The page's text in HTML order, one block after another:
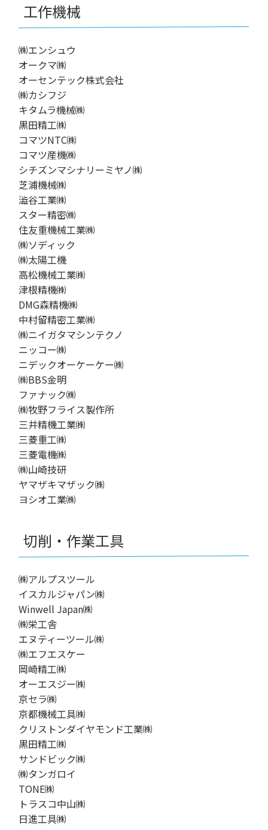
工作機械
㈱エンシュウ
オークマ㈱
オーセンテック株式会社
㈱カシフジ
キタムラ機械㈱
黒田精工㈱
コマツNTC㈱
コマツ産機㈱
シチズンマシナリーミヤノ㈱
芝浦機械㈱
澁谷工業㈱
スター精密㈱
住友重機械工業㈱
㈱ソディック
㈱太陽工機
高松機械工業㈱
津根精機㈱
DMG森精機㈱
中村留精密工業㈱
㈱ニイガタマシンテクノ
ニッコー㈱
ニデックオーケーケー㈱
㈱BBS金明
ファナック㈱
㈱牧野フライス製作所
三井精機工業㈱
三菱重工㈱
三菱電機㈱
㈱山崎技研
ヤマザキマザック㈱
ヨシオ工業㈱
切削・作業工具
㈱アルプスツール
イスカルジャパン㈱
Winwell Japan㈱
㈱栄工舎
エヌティーツール㈱
㈱エフエスケー
岡崎精工㈱
オーエスジー㈱
京セラ㈱
京都機械工具㈱
クリストンダイヤモンド工業㈱
黒田精工㈱
サンドビック㈱
㈱タンガロイ
TONE㈱
トラスコ中山㈱
日進工具㈱